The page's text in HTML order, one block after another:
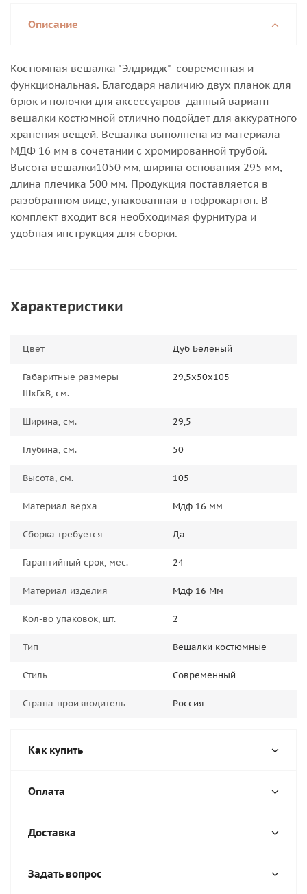
Описание
Костюмная вешалка "Элдридж"- современная и
функциональная. Благодаря наличию двух планок для
брюк и полочки для аксессуаров- данный вариант
вешалки костюмной отлично подойдет для аккуратного
хранения вещей. Вешалка выполнена из материала
МДФ 16 мм в сочетании с хромированной трубой.
Высота вешалки1050 мм, ширина основания 295 мм,
длина плечика 500 мм. Продукция поставляется в
разобранном виде, упакованная в гофрокартон. В
комплект входит вся необходимая фурнитура и
удобная инструкция для сборки.
Характеристики
Цвет Дуб Беленый
Габаритные размеры
ШхГхВ, см.
29,5х50х105
Ширина, см. 29,5
Глубина, см. 50
Высота, см. 105
Материал верха Мдф 16 мм
Сборка требуется Да
Гарантийный срок, мес. 24
Материал изделия Мдф 16 Мм
Кол-во упаковок, шт. 2
Тип Вешалки костюмные
Стиль Современный
Страна-производитель Россия
Как купить
Оплата
Доставка
Задать вопрос